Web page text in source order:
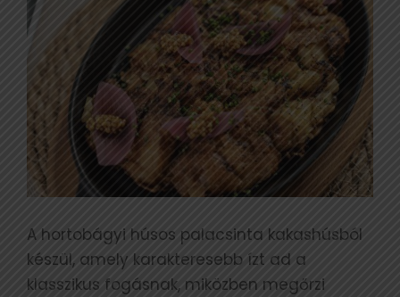
A hortobágyi húsos palacsinta kakashúsból
készül, amely karakteresebb ízt ad a
klasszikus fogásnak, miközben megőrzi